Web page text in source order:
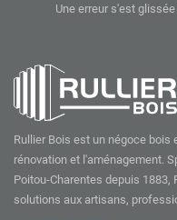
Une erreur s'est
Rullier Bois est un négoce bois
rénovation et l'aménagement.
Poitou-Charentes depuis 1883,
solutions aux artisans,